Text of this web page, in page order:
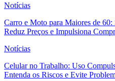
Notícias
Carro e Moto para Maiores de
Reduz Preços e Impulsiona
Notícias
Celular no Trabalho: Uso
Entenda os Riscos e Evite